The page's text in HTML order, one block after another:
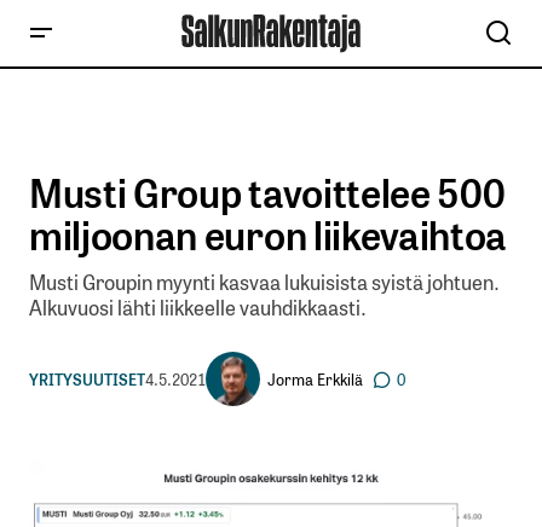
Musti Group tavoittelee 500
miljoonan euron liikevaihtoa
Musti Groupin myynti kasvaa lukuisista syistä johtuen.
Alkuvuosi lähti liikkeelle vauhdikkaasti.
YRITYSUUTISET4.5.2021 Jorma Erkkilä 0